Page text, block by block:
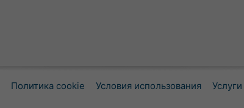
Политика cookie Условия использования Услуги